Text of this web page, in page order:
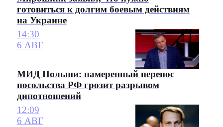
готовиться к долгим боевым действиям
на Украине
14:30
6 АВГ
МИД Польши: намеренный перенос
посольства РФ грозит разрывом
дипотношений
12:09
6 АВГ